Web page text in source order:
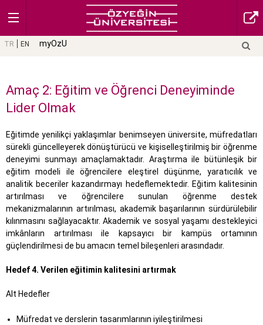
TR EN myOzU
Amaç 2: Eğitim ve Öğrenci Deneyiminde
Lider Olmak
Eğitimde yenilikçi yaklaşımlar benimseyen üniversite, müfredatları
sürekli güncelleyerek dönüştürücü ve kişiselleştirilmiş bir öğrenme
deneyimi sunmayı amaçlamaktadır. Araştırma ile bütünleşik bir
eğitim modeli ile öğrencilere eleştirel düşünme, yaratıcılık ve
analitik beceriler kazandırmayı hedeflemektedir. Eğitim kalitesinin
artırılması ve öğrencilere sunulan öğrenme destek
mekanizmalarının artırılması, akademik başarılarının sürdürülebilir
kılınmasını sağlayacaktır. Akademik ve sosyal yaşamı destekleyici
imkânların artırılması ile kapsayıcı bir kampüs ortamının
güçlendirilmesi de bu amacın temel bileşenleri arasındadır.
Hedef 4. Verilen eğitimin kalitesini artırmak
Alt Hedefler
Müfredat ve derslerin tasarımlarının iyileştirilmesi